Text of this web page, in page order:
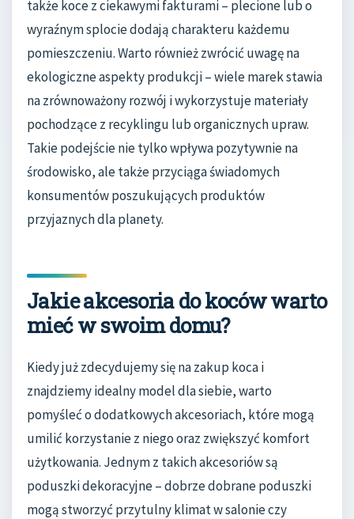
także koce z ciekawymi fakturami – plecione lub o
wyraźnym splocie dodają charakteru każdemu
pomieszczeniu. Warto również zwrócić uwagę na
ekologiczne aspekty produkcji – wiele marek stawia
na zrównoważony rozwój i wykorzystuje materiały
pochodzące z recyklingu lub organicznych upraw.
Takie podejście nie tylko wpływa pozytywnie na
środowisko, ale także przyciąga świadomych
konsumentów poszukujących produktów
przyjaznych dla planety.
Jakie akcesoria do koców warto
mieć w swoim domu?
Kiedy już zdecydujemy się na zakup koca i
znajdziemy idealny model dla siebie, warto
pomyśleć o dodatkowych akcesoriach, które mogą
umilić korzystanie z niego oraz zwiększyć komfort
użytkowania. Jednym z takich akcesoriów są
poduszki dekoracyjne – dobrze dobrane poduszki
mogą stworzyć przytulny klimat w salonie czy